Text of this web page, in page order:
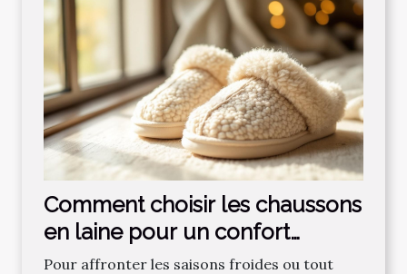
Comment choisir les chaussons
en laine pour un confort
optimal ?
Pour affronter les saisons froides ou tout